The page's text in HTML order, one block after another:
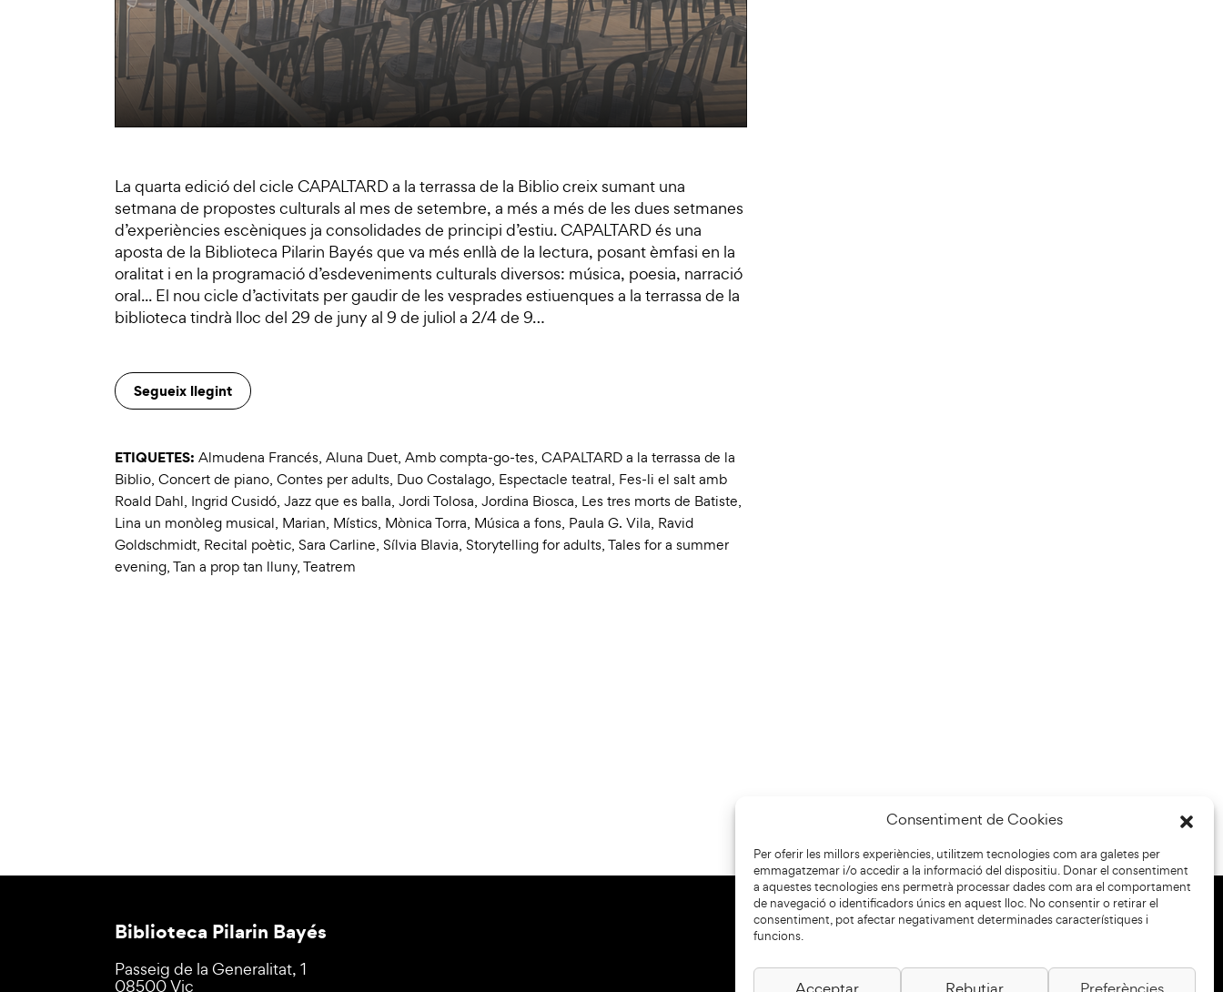
Consentiment de Cookies
Per oferir les millors experiències, utilitzem tecnologies com ara galetes per
emmagatzemar i/o accedir a la informació del dispositiu. Donar el consentiment
a aquestes tecnologies ens permetrà processar dades com ara el comportament
de navegació o identificadors únics en aquest lloc. No consentir o retirar el
consentiment, pot afectar negativament determinades característiques i
funcions.
Acceptar Rebutjar Preferències
La quarta edició del cicle CAPALTARD a la terrassa de la Biblio creix sumant una
setmana de propostes culturals al mes de setembre, a més a més de les dues setmanes
d’experiències escèniques ja consolidades de principi d’estiu. CAPALTARD és una
aposta de la Biblioteca Pilarin Bayés que va més enllà de la lectura, posant èmfasi en la
oralitat i en la programació d’esdeveniments culturals diversos: música, poesia, narració
oral... El nou cicle d’activitats per gaudir de les vesprades estiuenques a la terrassa de la
biblioteca tindrà lloc del 29 de juny al 9 de juliol a 2/4 de 9…
Segueix llegint
ETIQUETES: Almudena Francés, Aluna Duet, Amb compta-go-tes, CAPALTARD a la terrassa de la
Biblio, Concert de piano, Contes per adults, Duo Costalago, Espectacle teatral, Fes-li el salt amb
Roald Dahl, Ingrid Cusidó, Jazz que es balla, Jordi Tolosa, Jordina Biosca, Les tres morts de Batiste,
Lina un monòleg musical, Marian, Místics, Mònica Torra, Música a fons, Paula G. Vila, Ravid
Goldschmidt, Recital poètic, Sara Carline, Sílvia Blavia, Storytelling for adults,Tales for a summer
evening,Tan a prop tan lluny,Teatrem
Biblioteca Pilarin Bayés
Passeig de la Generalitat, 1
08500 Vic
Col·laboradors: